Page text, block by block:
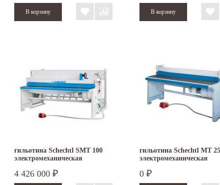
гильотина Schechtl SMT 100
электромеханическая
4 426 000 ₽
гильотина Schechtl MT
электромеханическая
0 ₽